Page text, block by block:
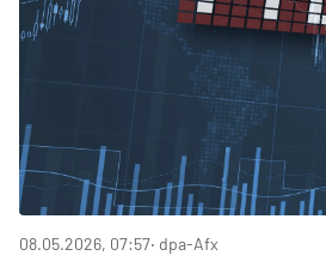
08.05.2026, 07:57‧ dpa-Afx